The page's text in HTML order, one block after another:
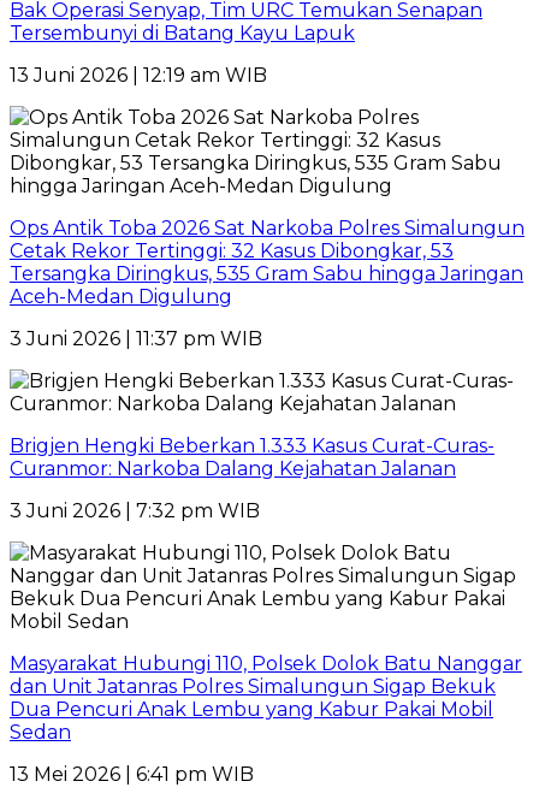
Bak Operasi Senyap, Tim URC Temukan Senapan
Tersembunyi di Batang Kayu Lapuk
13 Juni 2026 | 12:19 am WIB
Ops Antik Toba 2026 Sat Narkoba Polres Simalungun
Cetak Rekor Tertinggi: 32 Kasus Dibongkar, 53
Tersangka Diringkus, 535 Gram Sabu hingga Jaringan
Aceh-Medan Digulung
3 Juni 2026 | 11:37 pm WIB
Brigjen Hengki Beberkan 1.333 Kasus Curat-Curas-
Curanmor: Narkoba Dalang Kejahatan Jalanan
3 Juni 2026 | 7:32 pm WIB
Masyarakat Hubungi 110, Polsek Dolok Batu Nanggar
dan Unit Jatanras Polres Simalungun Sigap Bekuk
Dua Pencuri Anak Lembu yang Kabur Pakai Mobil
Sedan
13 Mei 2026 | 6:41 pm WIB